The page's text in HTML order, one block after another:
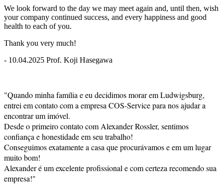
We look forward to the day we may meet again and, until then, wish
your company continued success, and every happiness and good
health to each of you.
Thank you very much!
- 10.04.2025 Prof. Koji Hasegawa
"Quando minha família e eu decidimos morar em Ludwigsburg,
entrei em contato com a empresa COS-Service para nos ajudar a
encontrar um imóvel.
Desde o primeiro contato com Alexander Rossler, sentimos
confiança e honestidade em seu trabalho!
Conseguimos exatamente a casa que procurávamos e em um lugar
muito bom!
Alexander é um excelente profissional e com certeza recomendo sua
empresa!"